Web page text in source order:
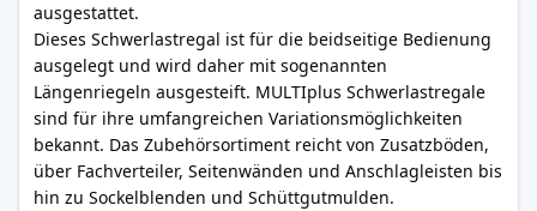
ausgestattet.
Dieses Schwerlastregal ist für die beidseitige Bedienung
ausgelegt und wird daher mit sogenannten
Längenriegeln ausgesteift. MULTIplus Schwerlastregale
sind für ihre umfangreichen Variationsmöglichkeiten
bekannt. Das Zubehörsortiment reicht von Zusatzböden,
über Fachverteiler, Seitenwänden und Anschlagleisten bis
hin zu Sockelblenden und Schüttgutmulden.